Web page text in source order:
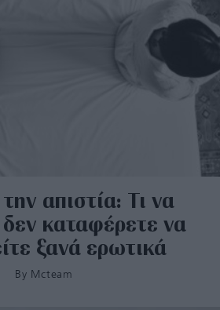
απιστία: Τι να
καταφέρετε να
ξανά ερωτικά
By Mcteam